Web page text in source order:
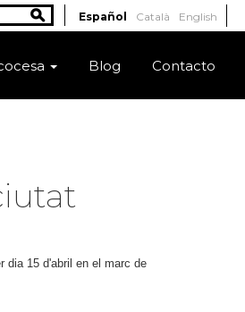
Español Català English
de búsqueda
Blog Contacto
dia 15 d'abril en el marc de